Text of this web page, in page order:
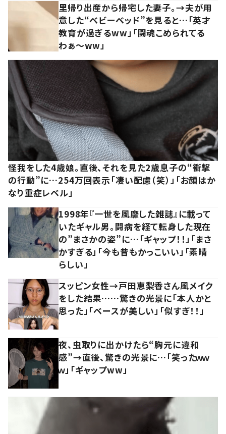
里帰り出産から帰宅した妻子。→夫が用
意した“ベビーベッド”を見ると…「英才
教育が過ぎるww」「闘魂こめられてる
わぁ～ww」
怪我をした4歳娘。直後、それを見た2歳息子の“衝撃
の行動”に…254万回表示「凄い配慮（笑）」「お顔はか
なり重症レベル」
1998年『一世を風靡した雑誌』に載って
いたギャル男。闘病を経て転身した現在
の”まさかの姿”に…「ギャップ！！」「まさ
かすぎる」「今も昔もかっこいい」「素晴
らしい」
スッピン女性→戸田恵梨香さん風メイク
をした結果……驚きの光景に「本人かと
思った」「ベースが美しい」「似すぎ！！」
夜、虫取りに出かけたら“胸元に違和
感”→直後、驚きの光景に…「笑ったｗｗ
ｗ」「ギャップww」